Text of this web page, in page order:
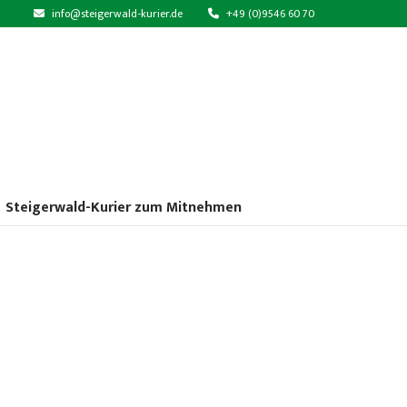
info@steigerwald-kurier.de +49 (0)9546 60 70
Steigerwald-Kurier zum Mitnehmen